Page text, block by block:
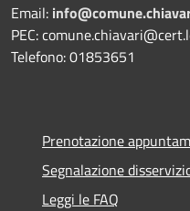
Email:
PEC:
Telefono: 01853651
Prenotazione
Segnalazione
Leggi le FAQ